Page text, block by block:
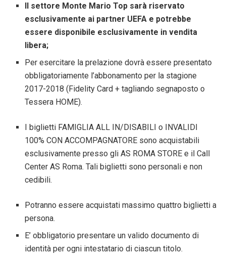
Il settore Monte Mario Top sarà riservato
esclusivamente ai partner UEFA e potrebbe
essere disponibile esclusivamente in vendita
libera;
Per esercitare la prelazione dovrà essere presentato
obbligatoriamente l’abbonamento per la stagione
2017-2018 (Fidelity Card + tagliando segnaposto o
Tessera HOME).
I biglietti FAMIGLIA ALL IN/DISABILI o INVALIDI
100% CON ACCOMPAGNATORE sono acquistabili
esclusivamente presso gli AS ROMA STORE e il Call
Center AS Roma. Tali biglietti sono personali e non
cedibili.
Potranno essere acquistati massimo quattro biglietti a
persona.
E’ obbligatorio presentare un valido documento di
identità per ogni intestatario di ciascun titolo.